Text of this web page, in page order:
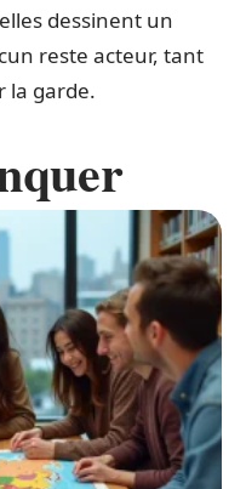
dessinent un
reste acteur, tant
la garde.